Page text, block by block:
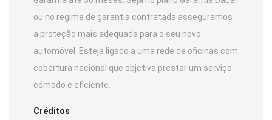
ou no regime de garantia contratada asseguramos
a proteção mais adequada para o seu novo
automóvel. Esteja ligado a uma rede de oficinas com
cobertura nacional que objetiva prestar um serviço
cómodo e eficiente.
Créditos